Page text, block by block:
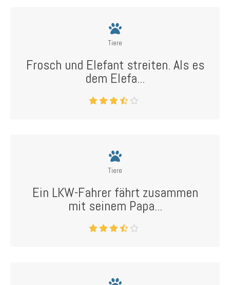
Tiere
Frosch und Elefant streiten. Als es
dem Elefa...
Tiere
Ein LKW-Fahrer fährt zusammen
mit seinem Papa...